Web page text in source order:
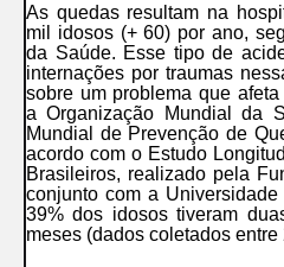
As quedas resultam na
mil idosos (+ 60) por ano,
da Saúde. Esse tipo de
internações por traumas
sobre um problema que
a Organização Mundial da
Mundial de Prevenção de
acordo com o Estudo
Brasileiros, realizado pela
conjunto com a
39% dos idosos tiveram
meses (dados coletados entre